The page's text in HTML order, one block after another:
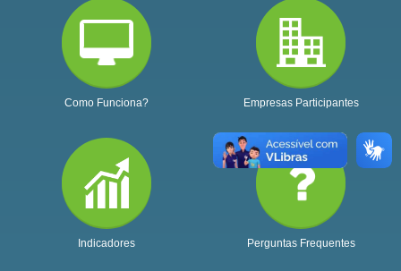
Como Funciona? Empresas Participantes
Indicadores Perguntas Frequentes